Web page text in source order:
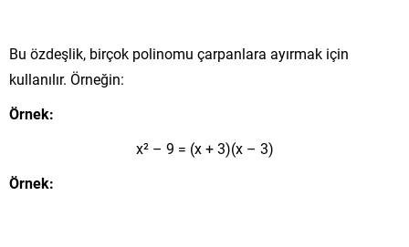
Bu özdeşlik, birçok polinomu çarpanlara ayırmak için
kullanılır. Örneğin:
Örnek:
x² – 9 = (x + 3)(x – 3)
Örnek: